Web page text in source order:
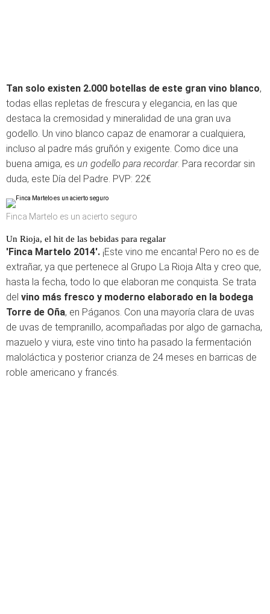
Tan solo existen 2.000 botellas de este gran vino blanco,
todas ellas repletas de frescura y elegancia, en las que
destaca la cremosidad y mineralidad de una gran uva
godello. Un vino blanco capaz de enamorar a cualquiera,
incluso al padre más gruñón y exigente. Como dice una
buena amiga, es un godello para recordar. Para recordar sin
duda, este Día del Padre. PVP: 22€
Finca Martelo es un acierto seguro
Un Rioja, el hit de las bebidas para regalar
'Finca Martelo 2014'. ¡Este vino me encanta! Pero no es de
extrañar, ya que pertenece al Grupo La Rioja Alta y creo que,
hasta la fecha, todo lo que elaboran me conquista. Se trata
del vino más fresco y moderno elaborado en la bodega
Torre de Oña, en Páganos. Con una mayoría clara de uvas
de uvas de tempranillo, acompañadas por algo de garnacha,
mazuelo y viura, este vino tinto ha pasado la fermentación
maloláctica y posterior crianza de 24 meses en barricas de
roble americano y francés.